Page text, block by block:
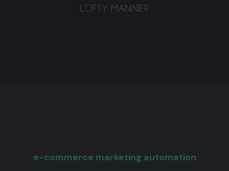
e-commerce marketing automation